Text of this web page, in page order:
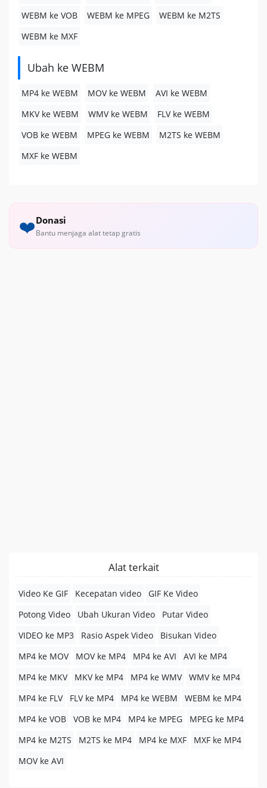
WEBM ke VOB WEBM ke MPEG
WEBM ke M2TS
WEBM ke MXF
Ubah ke WEBM
MP4 ke WEBM MOV ke WEBM
AVI ke WEBM
MKV ke WEBM
WMV ke WEBM
FLV ke WEBM
VOB ke WEBM
MPEG ke WEBM
M2TS ke WEBM
MXF ke WEBM
❤️Donasi
Bantu menjaga alat tetap gratis
Alat terkait
Video Ke GIF Kecepatan video
GIF Ke Video
Potong Video
Ubah Ukuran Video
Putar Video
VIDEO ke MP3
Rasio Aspek Video
Bisukan Video
MP4 ke MOV
MOV ke MP4 MP4 ke AVI
AVI ke MP4
MP4 ke MKV
MKV ke MP4 MP4 ke WMV
WMV ke MP4
MP4 ke FLV
FLV ke MP4 MP4 ke WEBM
WEBM ke MP4
MP4 ke VOB
VOB ke MP4 MP4 ke MPEG
MPEG ke MP4
MP4 ke M2TS
M2TS ke MP4 MP4 ke MXF
MXF ke MP4
MOV ke AVI